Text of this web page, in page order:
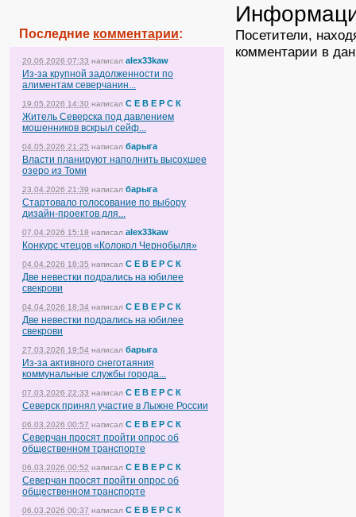
Последние комментарии:
20.06.2026 07:33 написал alex33kaw
Из-за крупной задолженности по
алиментам северчанин...
19.05.2026 14:30 написал С Е В Е Р С К
Житель Северска под давлением
мошенников вскрыл сейф...
04.05.2026 21:25 написал барыга
Власти планируют наполнить высохшее
озеро из Томи
23.04.2026 21:39 написал барыга
Стартовало голосование по выбору
дизайн-проектов для...
07.04.2026 15:18 написал alex33kaw
Конкурс чтецов «Колокол Чернобыля»
04.04.2026 18:35 написал С Е В Е Р С К
Две невестки подрались на юбилее
свекрови
04.04.2026 18:34 написал С Е В Е Р С К
Две невестки подрались на юбилее
свекрови
27.03.2026 19:54 написал барыга
Из-за активного снеготаяния
коммунальные службы города...
07.03.2026 22:33 написал С Е В Е Р С К
Северск принял участие в Лыжне России
06.03.2026 00:57 написал С Е В Е Р С К
Северчан просят пройти опрос об
общественном транспорте
06.03.2026 00:52 написал С Е В Е Р С К
Северчан просят пройти опрос об
общественном транспорте
06.03.2026 00:37 написал С Е В Е Р С К
Посетители,
комментарии в